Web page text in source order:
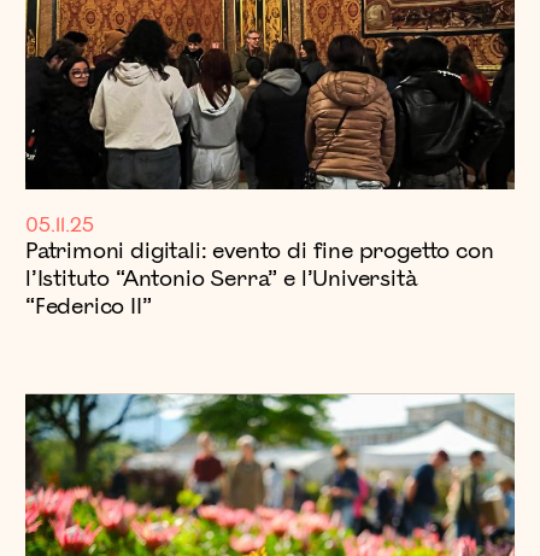
05.11.25
Patrimoni digitali: evento di fine progetto con
l’Istituto “Antonio Serra” e l’Università
“Federico II”